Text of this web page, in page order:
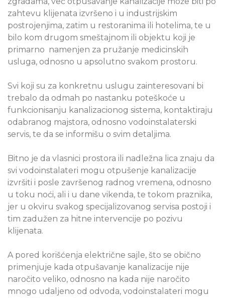
zahtevu klijenata izvršeno i u industrijskim
postrojenjima, zatim u restoranima ili hotelima, te u
bilo kom drugom smeštajnom ili objektu koji je
primarno namenjen za pružanje medicinskih
usluga, odnosno u apsolutno svakom prostoru.
Svi koji su za konkretnu uslugu zainteresovani bi
trebalo da odmah po nastanku poteškoće u
funkcionisanju kanalizacionog sistema, kontaktiraju
odabranog majstora, odnosno vodoinstalaterski
servis, te da se informišu o svim detaljima.
Bitno je da vlasnici prostora ili nadležna lica znaju da
svi vodoinstalateri mogu otpušenje kanalizacije
izvršiti i posle završenog radnog vremena, odnosno
u toku noći, ali i u dane vikenda, te tokom praznika,
jer u okviru svakog specijalizovanog servisa postoji i
tim zadužen za hitne intervencije po pozivu
klijenata.
A pored korišćenja električne sajle, što se obično
primenjuje kada otpušavanje kanalizacije nije
naročito veliko, odnosno na kada nije naročito
mnogo udaljeno od odvoda, vodoinstalateri mogu